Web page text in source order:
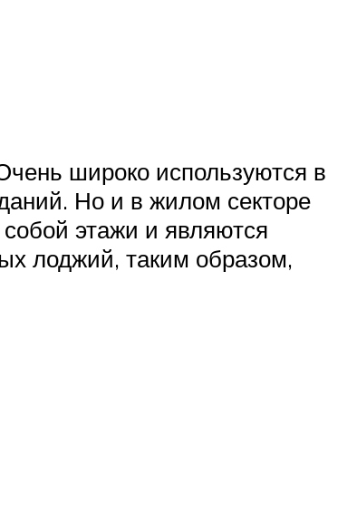
широко используются в
Но и в жилом секторе
этажи и являются
лоджий, таким образом,